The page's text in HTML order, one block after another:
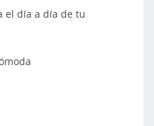
el día a día de tu